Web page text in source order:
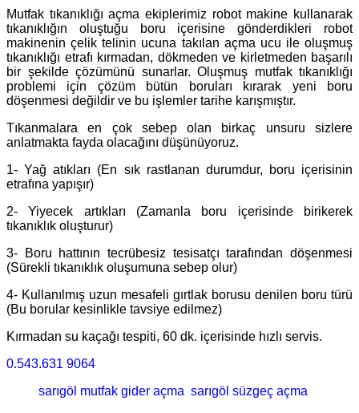
Mutfak tıkanıklığı açma ekiplerimiz robot makine kullanarak
tıkanıklığın oluştuğu boru içerisine gönderdikleri robot
makinenin çelik telinin ucuna takılan açma ucu ile oluşmuş
tıkanıklığı etrafı kırmadan, dökmeden ve kirletmeden başarılı
bir şekilde çözümünü sunarlar. Oluşmuş mutfak tıkanıklığı
problemi için çözüm bütün boruları kırarak yeni boru
döşenmesi değildir ve bu işlemler tarihe karışmıştır.
Tıkanmalara en çok sebep olan birkaç unsuru sizlere
anlatmakta fayda olacağını düşünüyoruz.
1- Yağ atıkları (En sık rastlanan durumdur, boru içerisinin
etrafına yapışır)
2- Yiyecek artıkları (Zamanla boru içerisinde birikerek
tıkanıklık oluşturur)
3- Boru hattının tecrübesiz tesisatçı tarafından döşenmesi
(Sürekli tıkanıklık oluşumuna sebep olur)
4- Kullanılmış uzun mesafeli gırtlak borusu denilen boru türü
(Bu borular kesinlikle tavsiye edilmez)
Kırmadan su kaçağı tespiti, 60 dk. içerisinde hızlı servis.
0.543.631 9064
sarıgöl mutfak gider açma sarıgöl süzgeç açma